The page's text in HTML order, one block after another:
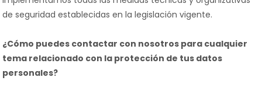
de seguridad establecidas en la legislación vigente.
¿Cómo puedes contactar con nosotros para cualquier
tema relacionado con la protección de tus datos
personales?